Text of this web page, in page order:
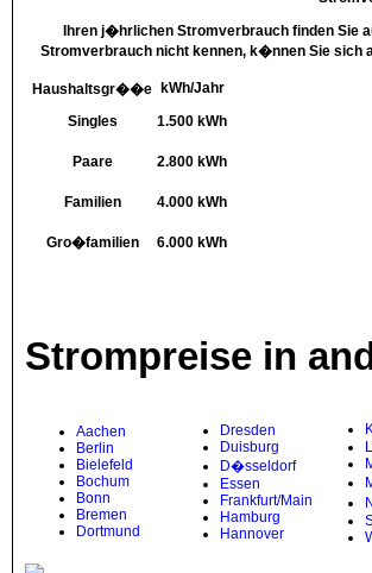
Ihren j�hrlichen Stromverbrauch finden Sie
Stromverbrauch nicht kennen, k�nnen Sie sich
Haushaltsgr��e
kWh/Jahr
Singles
1.500 kWh
Paare 2.800 kWh
Familien 4.000 kWh
Gro�familien 6.000 kWh
Strompreise in
Aachen
Berlin
Bielefeld
Bochum
Bonn
Bremen
Dortmund
Dresden
Duisburg
D�sseldorf
Essen
Frankfurt/Main
Hamburg
Hannover